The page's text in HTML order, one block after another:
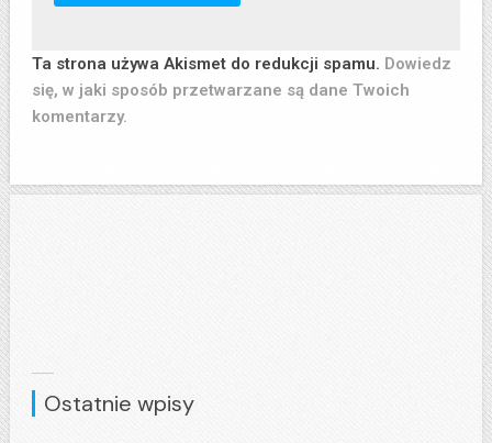
Ta strona używa Akismet do redukcji spamu. Dowiedz
się, w jaki sposób przetwarzane są dane Twoich
komentarzy.
Ostatnie wpisy